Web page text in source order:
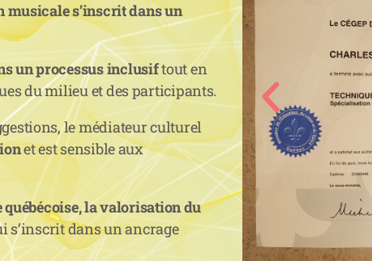
musicale s’inscrit dans un
un processus inclusiftout en
du milieu et des participants.
le médiateur culturel
et est sensible aux
la valorisation du
s’inscrit dans un ancrage